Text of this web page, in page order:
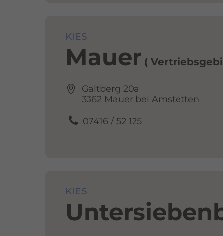
KIES
Mauer
Galtberg 20a
3362 Mauer bei Amstetten
07416 / 52 125
KIES